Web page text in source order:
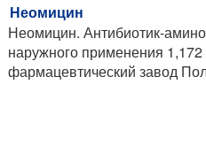
Неомицин
Неомицин. Антибиотик-
наружного применения
фармацевтический завод